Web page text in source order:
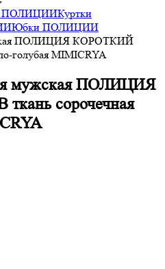
ПОЛИЦИИКуртки
Юбки ПОЛИЦИИ
ПОЛИЦИЯ КОРОТКИЙ
голубая MIMICRYA
мужская ПОЛИЦИЯ
сорочечная